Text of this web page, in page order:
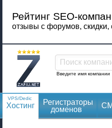
Рейтинг SEO-
отзывы с форумов, скидки,
Поиск
Введите имя компании
VPS/Dedic
Хостинг
Регистраторы
доменов